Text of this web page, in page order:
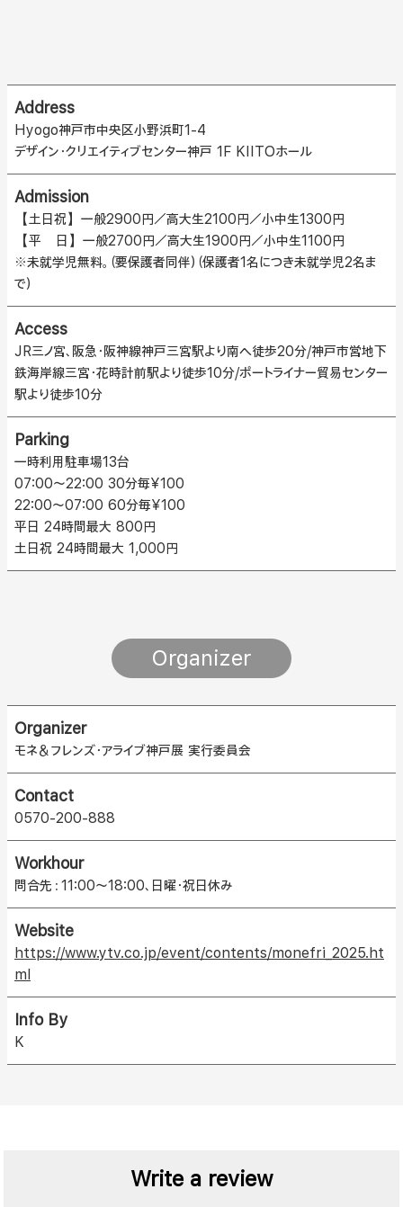
Address
Hyogo神戸市中央区小野浜町1-4
デザイン・クリエイティブセンター神戸 1F KIITOホール
Admission
【土日祝】一般2900円／高大生2100円／小中生1300円
【平 日】一般2700円／高大生1900円／小中生1100円
※未就学児無料。（要保護者同伴）（保護者1名につき未就学児2名ま
で）
Access
JR三ノ宮、阪急・阪神線神戸三宮駅より南へ徒歩20分/神戸市営地下
鉄海岸線三宮・花時計前駅より徒歩10分/ポートライナー貿易センター
駅より徒歩10分
Parking
一時利用駐車場13台
07:00～22:00 30分毎¥100
22:00～07:00 60分毎¥100
平日 24時間最大 800円
土日祝 24時間最大 1,000円
Organizer
Organizer
モネ＆フレンズ・アライブ神戸展 実行委員会
Contact
0570-200-888
Workhour
問合先：11:00～18:00、日曜・祝日休み
Website
https://www.ytv.co.jp/event/contents/monefri_2025.ht
ml
Info By
K
Write a review